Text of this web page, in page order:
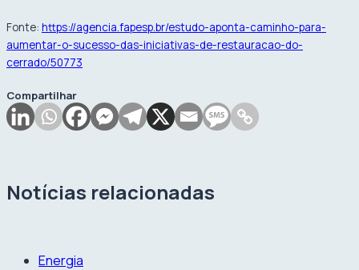
Fonte: https://agencia.fapesp.br/estudo-aponta-caminho-para-
aumentar-o-sucesso-das-iniciativas-de-restauracao-do-
cerrado/50773
Compartilhar
Notícias relacionadas
Energia